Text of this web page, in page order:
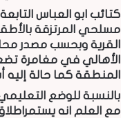
كتائب ابو العباس
مسلحي المرتزقة
الأهالي في مغامرة
المنطقة كما حالة إليه
مع العلم انه